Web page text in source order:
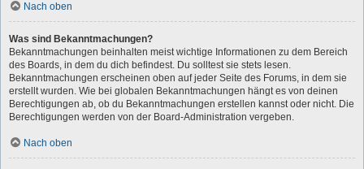
Nach oben
Was sind Bekanntmachungen?
Bekanntmachungen beinhalten meist wichtige Informationen zu dem Bereich
des Boards, in dem du dich befindest. Du solltest sie stets lesen.
Bekanntmachungen erscheinen oben auf jeder Seite des Forums, in dem sie
erstellt wurden. Wie bei globalen Bekanntmachungen hängt es von deinen
Berechtigungen ab, ob du Bekanntmachungen erstellen kannst oder nicht. Die
Berechtigungen werden von der Board-Administration vergeben.
Nach oben